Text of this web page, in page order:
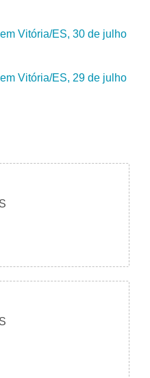
Vitória/ES, 30 de julho
Vitória/ES, 29 de julho